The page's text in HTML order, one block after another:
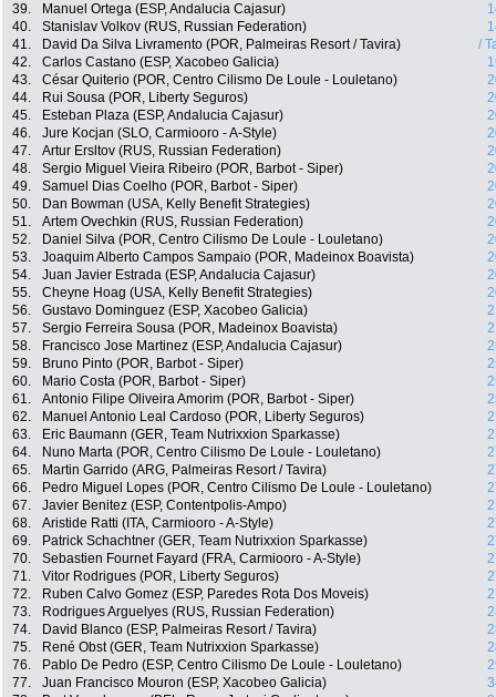
39.
Manuel Ortega (ESP, Andalucia Cajasur)
40.
Stanislav Volkov (RUS, Russian Federation)
41.
David Da Silva Livramento (POR, Palmeiras Resort / Tavira)
/
42.
Carlos Castano (ESP, Xacobeo Galicia)
43.
César Quiterio (POR, Centro Cilismo De Loule - Louletano)
44.
Rui Sousa (POR, Liberty Seguros)
45.
Esteban Plaza (ESP, Andalucia Cajasur)
46.
Jure Kocjan (SLO, Carmiooro - A-Style)
47.
Artur Ersltov (RUS, Russian Federation)
48.
Sergio Miguel Vieira Ribeiro (POR, Barbot - Siper)
49.
Samuel Dias Coelho (POR, Barbot - Siper)
50.
Dan Bowman (USA, Kelly Benefit Strategies)
51.
Artem Ovechkin (RUS, Russian Federation)
52.
Daniel Silva (POR, Centro Cilismo De Loule - Louletano)
53.
Joaquim Alberto Campos Sampaio (POR, Madeinox Boavista)
54.
Juan Javier Estrada (ESP, Andalucia Cajasur)
55.
Cheyne Hoag (USA, Kelly Benefit Strategies)
56.
Gustavo Dominguez (ESP, Xacobeo Galicia)
57.
Sergio Ferreira Sousa (POR, Madeinox Boavista)
58.
Francisco Jose Martinez (ESP, Andalucia Cajasur)
59.
Bruno Pinto (POR, Barbot - Siper)
60.
Mario Costa (POR, Barbot - Siper)
61.
Antonio Filipe Oliveira Amorim (POR, Barbot - Siper)
62.
Manuel Antonio Leal Cardoso (POR, Liberty Seguros)
63.
Eric Baumann (GER, Team Nutrixxion Sparkasse)
64.
Nuno Marta (POR, Centro Cilismo De Loule - Louletano)
65.
Martin Garrido (ARG, Palmeiras Resort / Tavira)
66.
Pedro Miguel Lopes (POR, Centro Cilismo De Loule - Louletano)
67.
Javier Benitez (ESP, Contentpolis-Ampo)
68.
Aristide Ratti (ITA, Carmiooro - A-Style)
69.
Patrick Schachtner (GER, Team Nutrixxion Sparkasse)
70.
Sebastien Fournet Fayard (FRA, Carmiooro - A-Style)
71.
Vitor Rodrigues (POR, Liberty Seguros)
72.
Ruben Calvo Gomez (ESP, Paredes Rota Dos Moveis)
73.
Rodrigues Arguelyes (RUS, Russian Federation)
74.
David Blanco (ESP, Palmeiras Resort / Tavira)
75.
René Obst (GER, Team Nutrixxion Sparkasse)
76.
Pablo De Pedro (ESP, Centro Cilismo De Loule - Louletano)
77.
Juan Francisco Mouron (ESP, Xacobeo Galicia)